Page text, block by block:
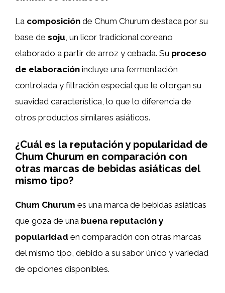
La composición de Chum Churum destaca por su
base de soju, un licor tradicional coreano
elaborado a partir de arroz y cebada. Su proceso
de elaboración incluye una fermentación
controlada y filtración especial que le otorgan su
suavidad característica, lo que lo diferencia de
otros productos similares asiáticos.
¿Cuál es la reputación y popularidad de
Chum Churum en comparación con
otras marcas de bebidas asiáticas del
mismo tipo?
Chum Churum es una marca de bebidas asiáticas
que goza de una buena reputación y
popularidad en comparación con otras marcas
del mismo tipo, debido a su sabor único y variedad
de opciones disponibles.